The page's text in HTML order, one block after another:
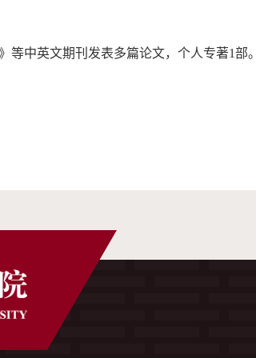
等中英文期刊发表多篇论文，个人专著1部